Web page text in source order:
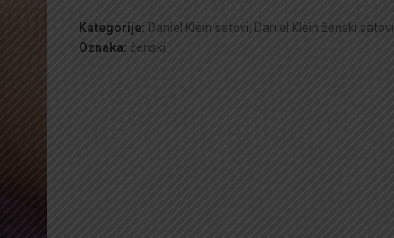
Kategorije: Daniel Klein satovi, Daniel Klein ženski satovi
Oznaka: ženski